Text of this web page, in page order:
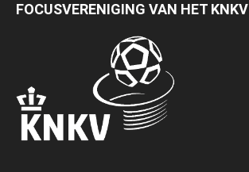
FOCUSVERENIGING VAN HET KNKV